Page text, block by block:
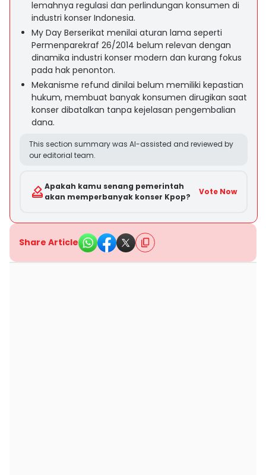
lemahnya regulasi dan perlindungan konsumen di
industri konser Indonesia.
My Day Berserikat menilai aturan lama seperti
Permenparekraf 26/2014 belum relevan dengan
dinamika industri konser modern dan kurang fokus
pada hak penonton.
Mekanisme refund dinilai belum memiliki kepastian
hukum, membuat banyak konsumen dirugikan saat
konser dibatalkan tanpa kejelasan pengembalian
dana.
This section summary was AI-assisted and reviewed by
our editorial team.
Apakah kamu senang pemerintah
akan memperbanyak konser Kpop?
Vote Now
Share Article